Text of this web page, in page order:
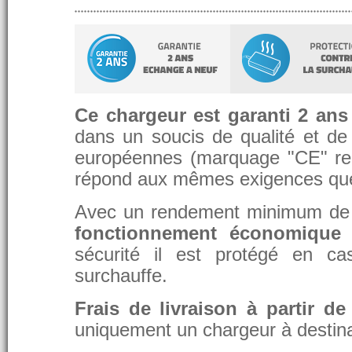
Ce chargeur est garanti 2 ans
dans un soucis de qualité et
européennes (marquage "CE"
répond aux mêmes exigences
Avec un rendement minimum
fonctionnement
sécurité il est protégé en
surchauffe.
Frais de livraison à partir de
uniquement un chargeur à